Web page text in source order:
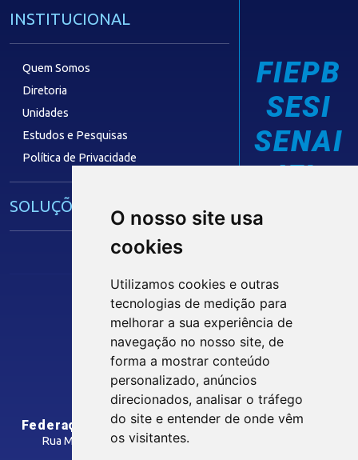
O nosso site usa
cookies
Utilizamos cookies e outras
tecnologias de medição para
melhorar a sua experiência de
navegação no nosso site, de
forma a mostrar conteúdo
personalizado, anúncios
direcionados, analisar o tráfego
do site e entender de onde vêm
os visitantes.
INSTITUCIONAL
Quem Somos
Diretoria
Unidades
Estudos e Pesquisas
Política de Privacidade
SOLUÇÕES E SERVIÇOS
Núcleo de Acesso ao Crédito
Centro Internacional de Negócios -
CONTRIBUIÇÃO SINDICAL
SINDICATOS FILIADOS
FIEPB
SESI
SENAI
IEL
Siga nossas Redes Sociais
INTRANET
Federação das Indústrias do Estado da Paraíba
Rua Manoel Gonçalves Guimarães, 195 - José Pinheiro